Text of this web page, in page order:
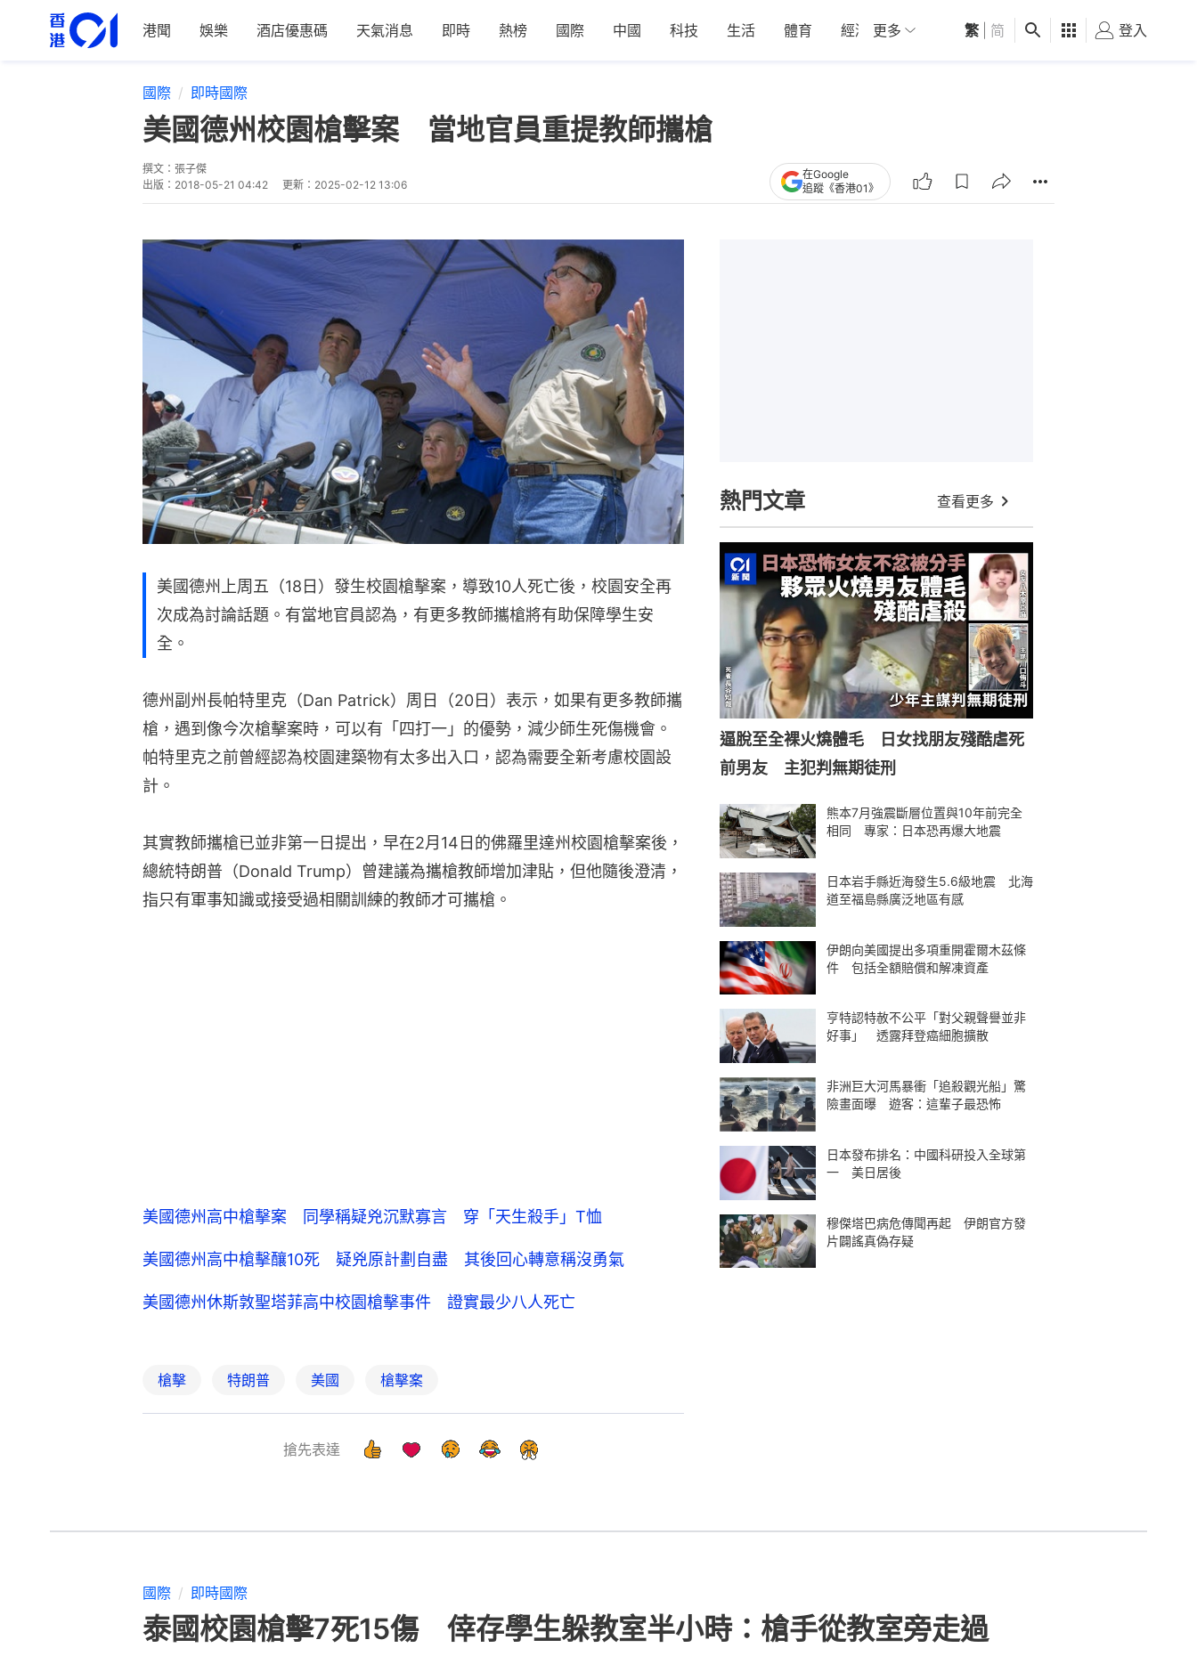
港聞 娛樂 酒店優惠碼 天氣消息 即時 熱榜 國際 中國 科技 生活 體育 經濟 01深圳 觀點 健康 好食玩飛
更多 繁 简 登入
國際 即時國際
美國德州校園槍擊案 當地官員重提教師攜槍
撰文： 張子傑
出版： 2018-05-21 04:42 更新： 2025-02-12 13:06
在Google
追蹤《香港01》
美國德州上周五（18日）發生校園槍擊案，導致10人死亡後，校園安全再
次成為討論話題。有當地官員認為，有更多教師攜槍將有助保障學生安
全。
德州副州長帕特里克（Dan Patrick）周日（20日）表示，如果有更多教師攜
槍，遇到像今次槍擊案時，可以有「四打一」的優勢，減少師生死傷機會。
帕特里克之前曾經認為校園建築物有太多出入口，認為需要全新考慮校園設
計。
其實教師攜槍已並非第一日提出，早在2月14日的佛羅里達州校園槍擊案後，
總統特朗普（Donald Trump）曾建議為攜槍教師增加津貼，但他隨後澄清，
指只有軍事知識或接受過相關訓練的教師才可攜槍。
美國德州高中槍擊案 同學稱疑兇沉默寡言 穿「天生殺手」T恤
美國德州高中槍擊釀10死 疑兇原計劃自盡 其後回心轉意稱沒勇氣
美國德州休斯敦聖塔菲高中校園槍擊事件 證實最少八人死亡
槍擊 特朗普 美國 槍擊案
搶先表達
熱門文章 查看更多
逼脫至全裸火燒體毛 日女找朋友殘酷虐死
前男友 主犯判無期徒刑
熊本7月強震斷層位置與10年前完全
相同 專家：日本恐再爆大地震
日本岩手縣近海發生5.6級地震 北海
道至福島縣廣泛地區有感
伊朗向美國提出多項重開霍爾木茲條
件 包括全額賠償和解凍資產
亨特認特赦不公平「對父親聲譽並非
好事」 透露拜登癌細胞擴散
非洲巨大河馬暴衝「追殺觀光船」驚
險畫面曝 遊客：這輩子最恐怖
日本發布排名：中國科研投入全球第
一 美日居後
穆傑塔巴病危傳聞再起 伊朗官方發
片闢謠真偽存疑
國際 即時國際
泰國校園槍擊7死15傷 倖存學生躲教室半小時：槍手從教室旁走過